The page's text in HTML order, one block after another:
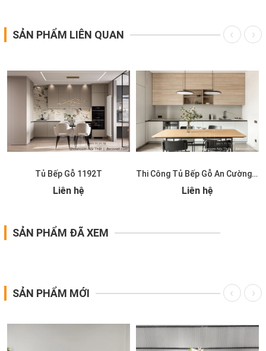
SẢN PHẨM LIÊN QUAN
Tủ Bếp Gỗ 1192T
Liên hệ
Thi Công Tủ Bếp Gỗ An Cường 1191T
Liên hệ
SẢN PHẨM ĐÃ XEM
SẢN PHẨM MỚI